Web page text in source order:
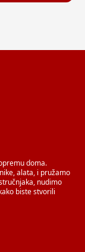
doma.
alata, i pružamo
nudimo
biste stvorili